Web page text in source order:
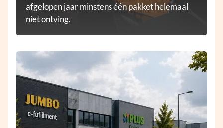
afgelopen jaar minstens één pakket helemaal
niet ontving.